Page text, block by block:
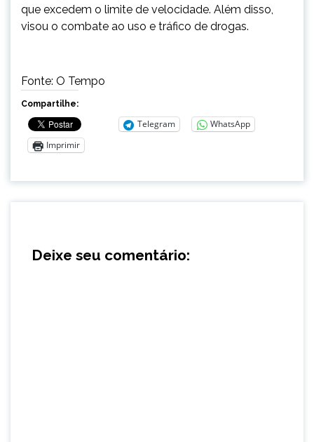
que excedem o limite de velocidade. Além disso,
visou o combate ao uso e tráfico de drogas.
Fonte: O Tempo
Compartilhe:
Telegram
WhatsApp
Imprimir
Deixe seu comentário: